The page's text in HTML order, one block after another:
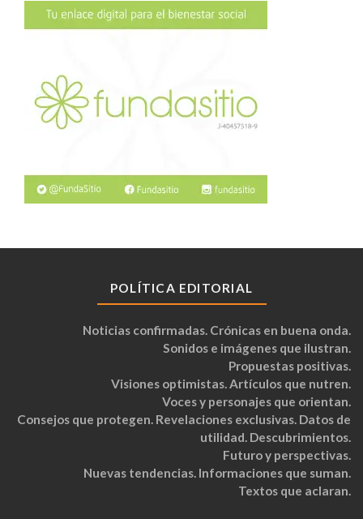
POLÍTICA EDITORIAL
Noticias confirmadas. Crónicas en buena onda.
Sonidos e imágenes que ilustran.
Propuestas positivas.
Visiones optimistas. Artículos que nutren.
Voces y personajes que orientan.
Consejos que protegen. Revelaciones exclusivas. Datos de
utilidad. Descubrimientos.
Futuro y perspectivas.
Nuevas tendencias. Informaciones que suman.
Textos que aclaran.